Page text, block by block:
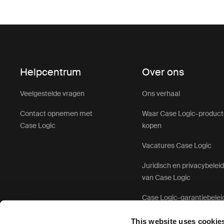
This website uses
Helpcentrum
Veelgestelde vragen
Contact opnemen met
Case Logic
Over ons
Ons verhaal
Waar Case Logic-
kopen
Vacatures Case Logic
Juridisch en privacybeleid
van Case Logic
Case Logic-